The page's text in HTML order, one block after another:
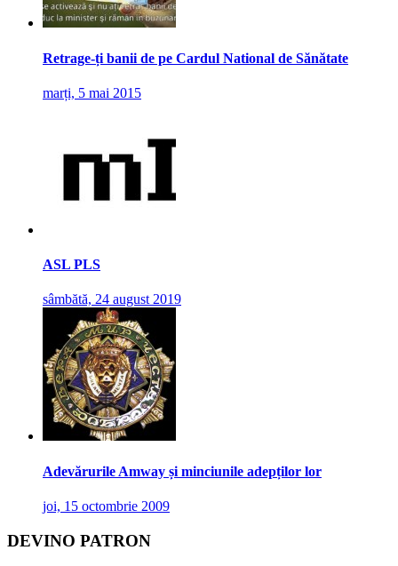
Retrage-ți banii de pe Cardul National de Sănătate
marți, 5 mai 2015
ASL PLS
sâmbătă, 24 august 2019
Adevărurile Amway și minciunile adepților lor
joi, 15 octombrie 2009
DEVINO PATRON